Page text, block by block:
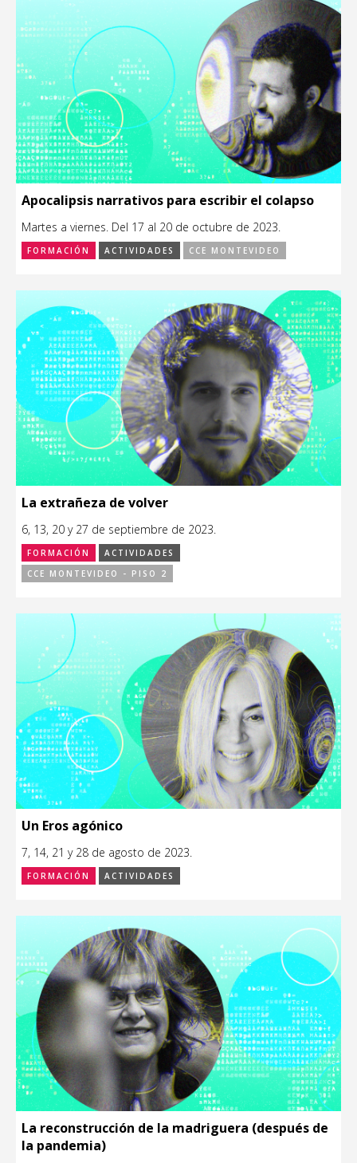
Apocalipsis narrativos para escribir el colapso
Martes a viernes. Del 17 al 20 de octubre de 2023.
FORMACIÓN ACTIVIDADES CCE MONTEVIDEO
La extrañeza de volver
6, 13, 20 y 27 de septiembre de 2023.
FORMACIÓN
ACTIVIDADES
CCE MONTEVIDEO - PISO 2
Un Eros agónico
7, 14, 21 y 28 de agosto de 2023.
FORMACIÓN ACTIVIDADES
La reconstrucción de la madriguera (después de
la pandemia)